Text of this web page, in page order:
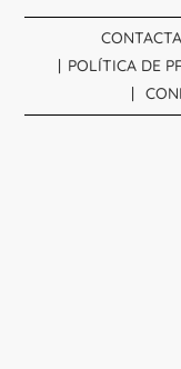
CONTACTA
POLÍTICA DE